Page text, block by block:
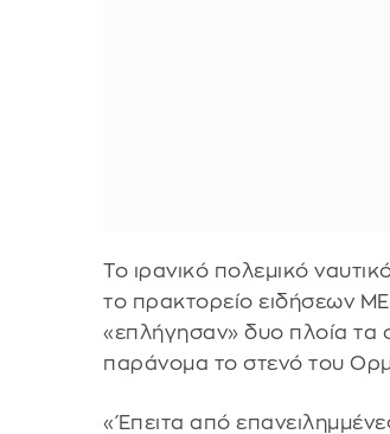
Το ιρανικό πολεμικό
το πρακτορείο ειδήσεων
«επλήγησαν» δυο πλοία τα
παράνομα το στενό του
«Έπειτα από